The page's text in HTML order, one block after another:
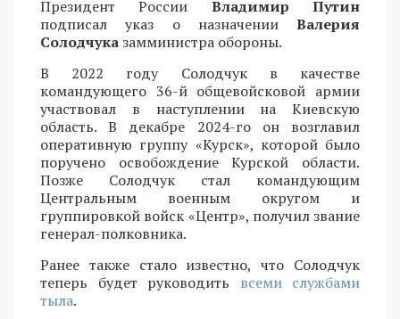
Президент России Владимир Путин
подписал указ о назначенииВалерия
Солодчуказамминистра обороны.
В 2022 году Солодчук в качестве
командующего 36-й общевойсковой армии
участвовал в наступлении на Киевскую
область. В декабре 2024-го он возглавил
оперативную группу «Курск», которой было
поручено освобождение Курской области.
Позже Солодчук стал командующим
Центральным военным округом и
группировкой войск «Центр», получил звание
генерал-полковника.
Ранее также стало известно, что Солодчук
теперь будет руководить всеми службами
тыла.